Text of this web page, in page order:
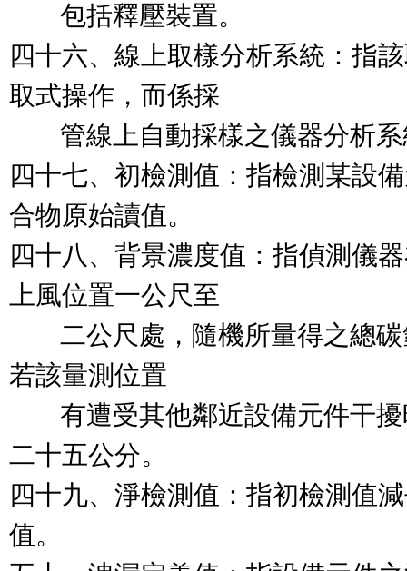
包括釋壓裝置。
四十六、線上取樣分析系統：指
取式操作，而係採
管線上自動採樣之儀器分析系
四十七、初檢測值：指檢測某設
合物原始讀值。
四十八、背景濃度值：指偵測儀
上風位置一公尺至
二公尺處，隨機所量得之總碳
若該量測位置
有遭受其他鄰近設備元件干擾
二十五公分。
四十九、淨檢測值：指初檢測值
值。